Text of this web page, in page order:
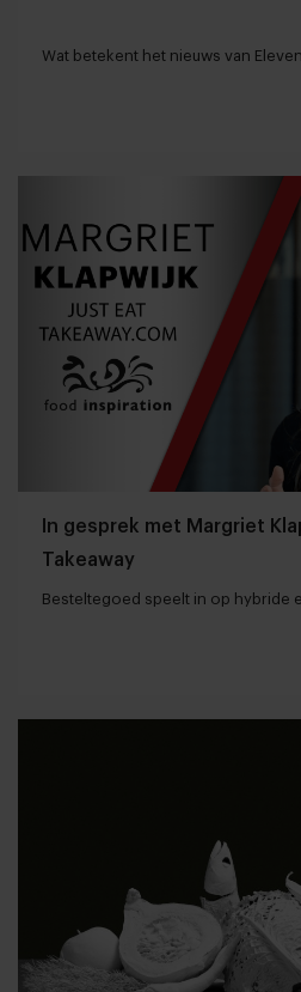
Wat betekent het nieuws van
In gesprek met Margriet
Takeaway
Besteltegoed speelt in op hybride